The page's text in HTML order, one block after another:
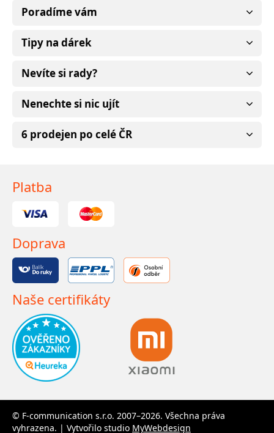
Poradíme vám
Tipy na dárek
Nevíte si rady?
Nenechte si nic ujít
6 prodejen po celé ČR
Platba
Doprava
Naše certifikáty
© F-communication s.r.o. 2007–2026. Všechna práva
vyhrazena. | Vytvořilo studio MyWebdesign